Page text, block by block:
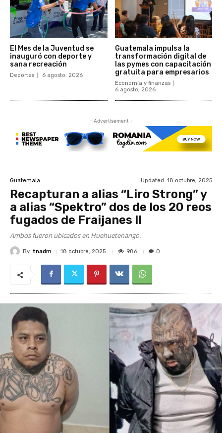
El Mes de la Juventud se
inauguró con deporte y
sana recreación
Deportes 6 agosto, 2026
Guatemala impulsa la
transformación digital de
las pymes con capacitación
gratuita para empresarios
Economía y finanzas
6 agosto, 2026
- Advertisement -